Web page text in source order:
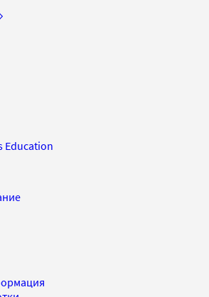
Education